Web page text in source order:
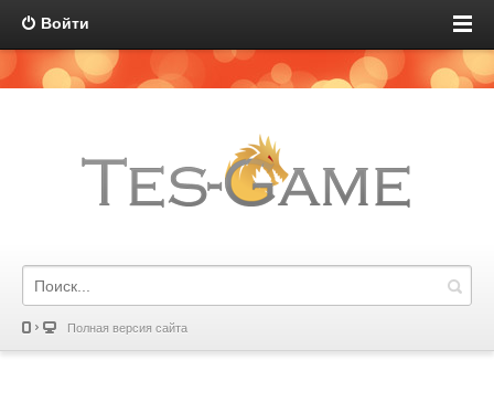
Войти
Полная версия сайта